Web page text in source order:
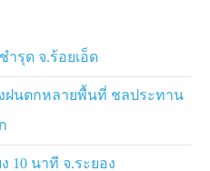
งเขา เพื่อป้องกันไม่ให้เกิด
องรุด จ.ร้อยเอ็ด
ฝนตกหลายพื้นที่ ชลประทาน
10 นาที จ.ระยอง